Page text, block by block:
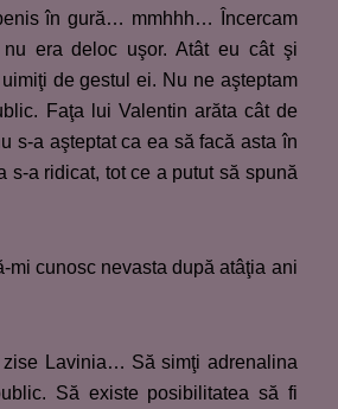
în gură… mmhhh… Încercam
era deloc uşor. Atât eu cât şi
de gestul ei. Nu ne aşteptam
Faţa lui Valentin arăta cât de
s-a aşteptat ca ea să facă asta în
s-a ridicat, tot ce a putut să spună
mi cunosc nevasta după atâţia ani
Lavinia… Să simţi adrenalina
Să existe posibilitatea să fi